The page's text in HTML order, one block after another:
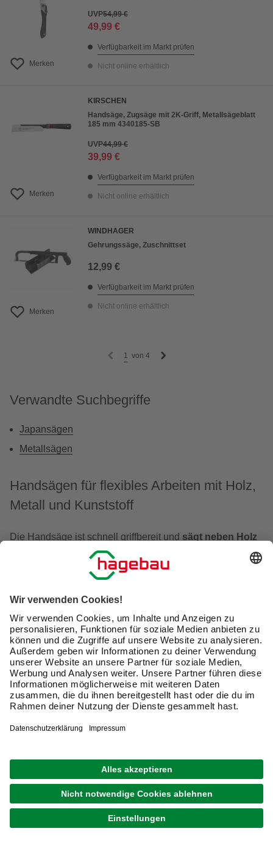
Merken
UVP54,99 €
49,99 €
Verfügbarkeit im Markt prüfen
Nicht online erhältlich
Merken
KIRSCHEN
Handsäge, Zugsäge mit 2K-Griff, Metallsägeblatt
185 mm 4340185-SB
UVP44,99 €
39,99 €
Verfügbarkeit im Markt prüfen
Nicht online erhältlich
Merken
WINDHAGER
Gehrungssäge, Zuschnittset
12,99 €
Verfügbarkeit im Markt prüfen
Nicht online erhältlich
1 von 4
Verwandte Suchbegriffe
Japansägen
Metallsägen
Handsägen für flexibles Arbeiten mit Holz,
Metall und Kunststoff
Die Handsäge ist schnell griffbereit und sägt neben Holz
auch Metall oder Kunststoffrohre
Heimwerker schätzen das einfach zu transportierende
setzen es in Haus, Garten und auf der
Baustelle ein. Gerade bei kleineren Sägearbeiten bist Du
mehr zu diesem nützlichen Produkt, das in keiner
Werkstatt fehlen darf, und was Du beachten solltest, wenn
Du eine Handsäge online kaufen möchtest.
Welche Materialien säge ich mit der Handsäge?
Materialien wie Kunststoff oder Metall. Die folgende
Tabelle verdeutlicht, mit welchem Sägentyp Du welches
Material bearbeiten kannst und welche Eigenschaften
dabei entscheidend sind: